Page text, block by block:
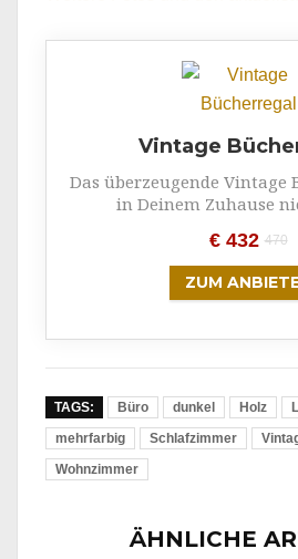
Vintage
Das überzeugende Vintage
in Deinem Zuhause
€ 432 470
ZUM
TAGS: Büro dunkel Holz
mehrfarbig
Schlafzimmer
Wohnzimmer
ÄHNLICHE